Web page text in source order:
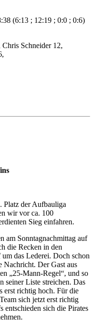
(6:13 ; 12:19 ; 0:0 ; 0:6)
Schneider 12,
Platz der Aufbauliga
wir vor ca. 100
Sieg einfahren.
am Sonntagnachmittag auf
die Recken in den
das Lederei. Doch schon
Nachricht. Der Gast aus
„25-Mann-Regel“, und so
seiner Liste streichen. Das
erst richtig hoch. Für die
sich jetzt erst richtig
sich die Pirates